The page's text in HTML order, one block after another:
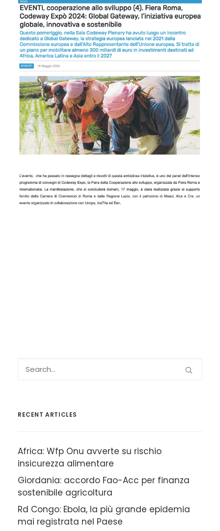
RECENT ARTICLES
Africa: Wfp Onu avverte su rischio
insicurezza alimentare
Giordania: accordo Fao-Acc per finanza
sostenibile agricoltura
Rd Congo: Ebola, la più grande epidemia
mai registrata nel Paese